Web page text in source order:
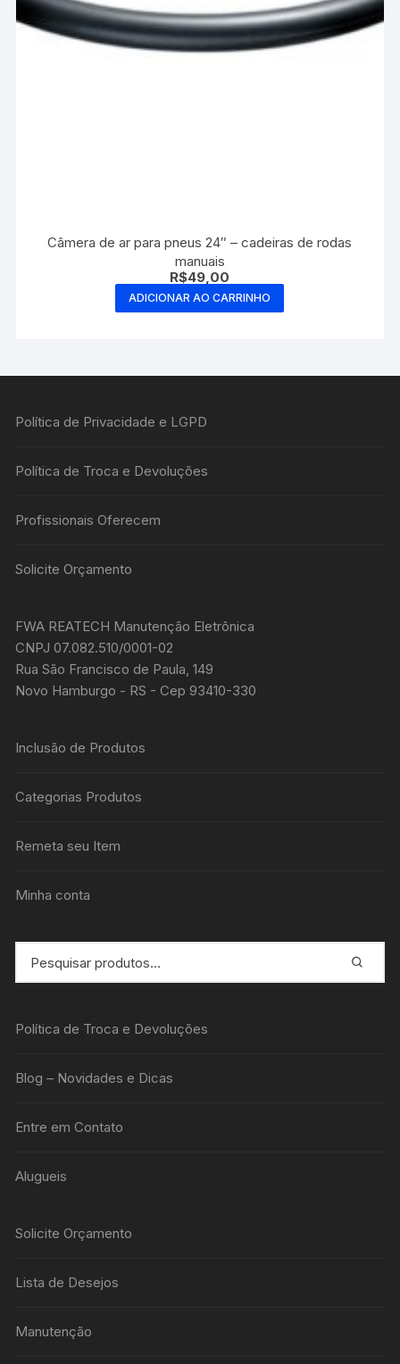
Câmera de ar para pneus 24″ – cadeiras de rodas
manuais
R$49,00
ADICIONAR AO CARRINHO
Política de Privacidade e LGPD
Política de Troca e Devoluções
Profissionais Oferecem
Solicite Orçamento
FWA REATECH Manutenção Eletrônica
CNPJ 07.082.510/0001-02
Rua São Francisco de Paula, 149
Novo Hamburgo - RS - Cep 93410-330
Inclusão de Produtos
Categorias Produtos
Remeta seu Item
Minha conta
Política de Troca e Devoluções
Blog – Novidades e Dicas
Entre em Contato
Alugueis
Solicite Orçamento
Lista de Desejos
Manutenção